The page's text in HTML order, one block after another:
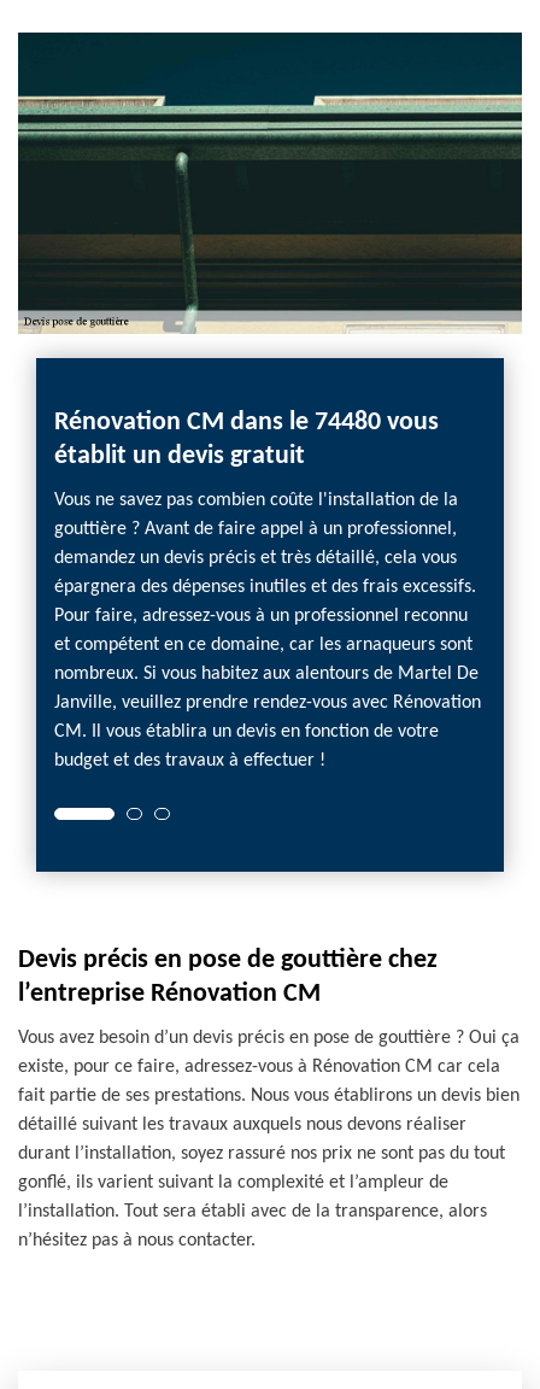
Rénovation CM dans le 74480 vous
établit un devis gratuit
Vous ne savez pas combien coûte l'installation de la
gouttière ? Avant de faire appel à un professionnel,
demandez un devis précis et très détaillé, cela vous
épargnera des dépenses inutiles et des frais excessifs.
Pour faire, adressez-vous à un professionnel reconnu
et compétent en ce domaine, car les arnaqueurs sont
nombreux. Si vous habitez aux alentours de Martel De
Janville, veuillez prendre rendez-vous avec Rénovation
CM. Il vous établira un devis en fonction de votre
budget et des travaux à effectuer !
Devis précis en pose de gouttière chez
l’entreprise Rénovation CM
Vous avez besoin d’un devis précis en pose de gouttière ? Oui ça
existe, pour ce faire, adressez-vous à Rénovation CM car cela
fait partie de ses prestations. Nous vous établirons un devis bien
détaillé suivant les travaux auxquels nous devons réaliser
durant l’installation, soyez rassuré nos prix ne sont pas du tout
gonflé, ils varient suivant la complexité et l’ampleur de
l’installation. Tout sera établi avec de la transparence, alors
n’hésitez pas à nous contacter.